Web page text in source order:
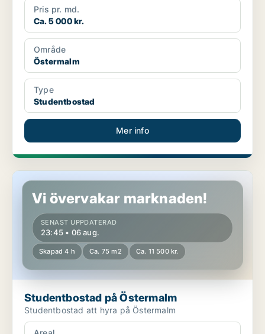
Pris pr. md.
Ca. 5 000 kr.
Område
Östermalm
Type
Studentbostad
Mer info
Studentbostad på Östermalm
Vi övervakar marknaden!
SENAST UPPDATERAD
23:45 • 06 aug.
Skapad 4 h Ca. 75 m2 Ca. 11 500 kr.
Studentbostad på Östermalm
Studentbostad att hyra på Östermalm